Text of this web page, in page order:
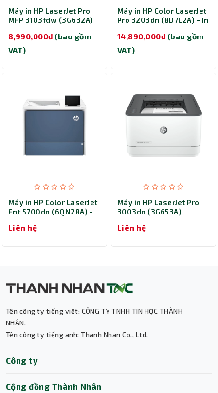
Máy in HP LaserJet Pro
MFP 3103fdw (3G632A)
8,990,000đ (bao gồm
VAT)
Máy in HP Color LaserJet
Pro 3203dn (8D7L2A) - In
14,890,000đ (bao gồm
VAT)
Máy in HP Color LaserJet
Ent 5700dn (6QN28A) -
Liên hệ
Máy in HP LaserJet Pro
3003dn (3G653A)
Liên hệ
Tên công ty tiếng việt: CÔNG TY TNHH TIN HỌC THÀNH
NHÂN.
Tên công ty tiếng anh: Thanh Nhan Co., Ltd.
Công ty
Cộng đồng Thành Nhân